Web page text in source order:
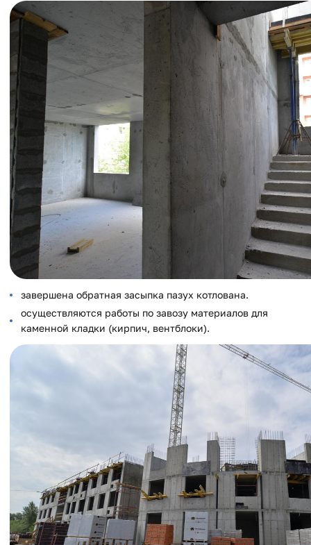
завершена обратная засыпка пазух котлована.
осуществляются работы по завозу материалов для
каменной кладки (кирпич, вентблоки).